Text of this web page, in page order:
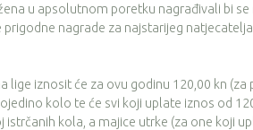
u apsolutnom poretku nagrađivali bi
nagrade za najstarijeg natjecatelja
iznosit će za ovu godinu 120,00 kn (za
kolo te će svi koji uplate iznos od
istrčanih kola, a majice utrke (za one koji